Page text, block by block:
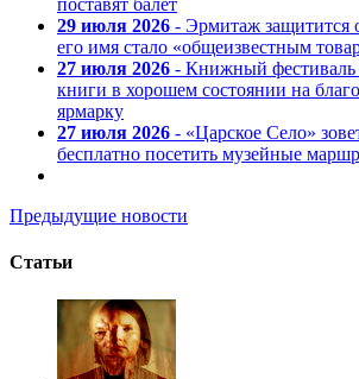
поставят балет
29 июля 2026 - Эрмитаж защитится
его имя стало «общеизвестным
27 июля 2026 - Книжный
книги в хорошем состоянии на
ярмарку
27 июля 2026 - «Царское Село»
бесплатно посетить музейные
Предыдущие новости
Статьи